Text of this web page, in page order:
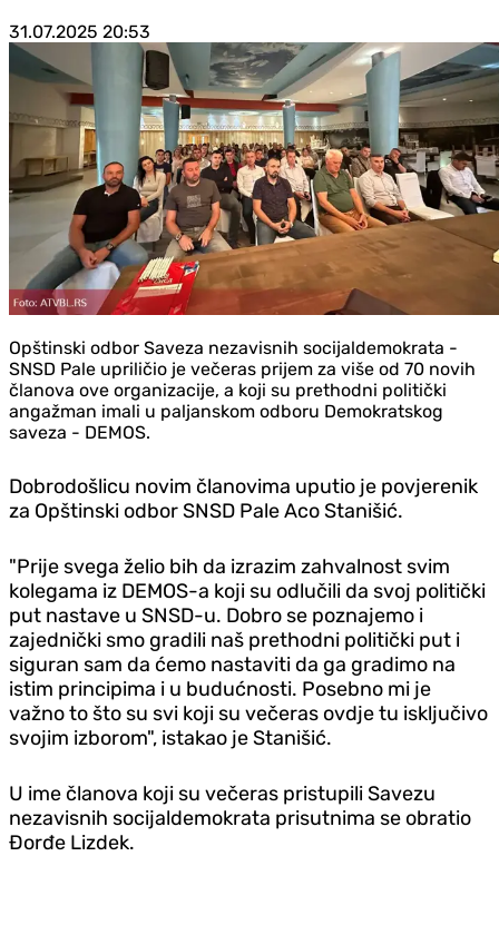
31.07.2025 20:53
Opštinski odbor Saveza nezavisnih socijaldemokrata -
SNSD Pale upriličio je večeras prijem za više od 70 novih
članova ove organizacije, a koji su prethodni politički
angažman imali u paljanskom odboru Demokratskog
saveza - DEMOS.
Dobrodošlicu novim članovima uputio je povjerenik
za Opštinski odbor SNSD Pale Aco Stanišić.
"Prije svega želio bih da izrazim zahvalnost svim
kolegama iz DEMOS-a koji su odlučili da svoj politički
put nastave u SNSD-u. Dobro se poznajemo i
zajednički smo gradili naš prethodni politički put i
siguran sam da ćemo nastaviti da ga gradimo na
istim principima i u budućnosti. Posebno mi je
važno to što su svi koji su večeras ovdje tu isključivo
svojim izborom", istakao je Stanišić.
U ime članova koji su večeras pristupili Savezu
nezavisnih socijaldemokrata prisutnima se obratio
Đorđe Lizdek.